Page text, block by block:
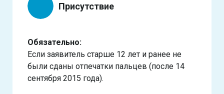
Присутствие
Обязательно:
Если заявитель старше 12 лет и ранее не
были сданы отпечатки пальцев (после 14
сентября 2015 года).